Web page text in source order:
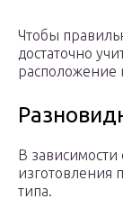
Чтобы
достаточно
В зависимости
изготовления
типа.